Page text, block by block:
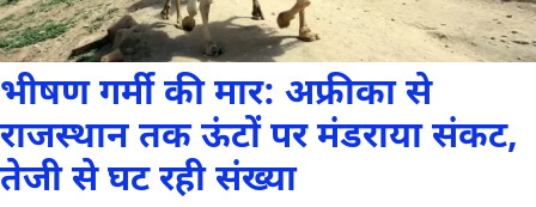
भीषण गर्मी की मार: अफ्रीका से
राजस्थान तक ऊंटों पर मंडराया संकट,
तेजी से घट रही संख्या